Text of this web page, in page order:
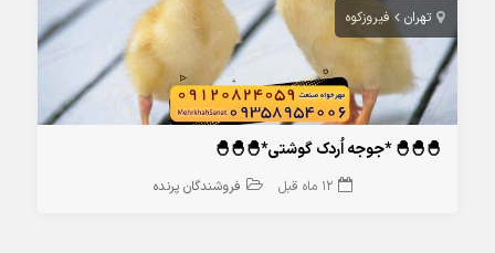
تهران فیروزکوه
🐣🐣🐣 *جوجه اُردک گوشتی*🐣🐣🐣
12 ماه قبل فروشندگان پرنده